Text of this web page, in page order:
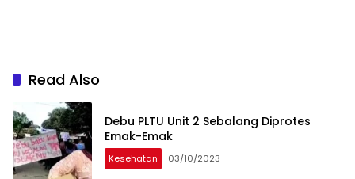
Read Also
Debu PLTU Unit 2 Sebalang Diprotes
Emak-Emak
Kesehatan 03/10/2023